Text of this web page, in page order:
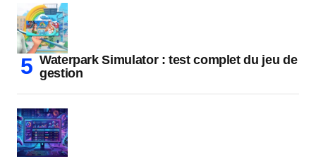
Waterpark Simulator : test complet du jeu de
gestion